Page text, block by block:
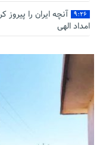
۹:۲۶
آنچه ایران را پیروز
امداد الهی